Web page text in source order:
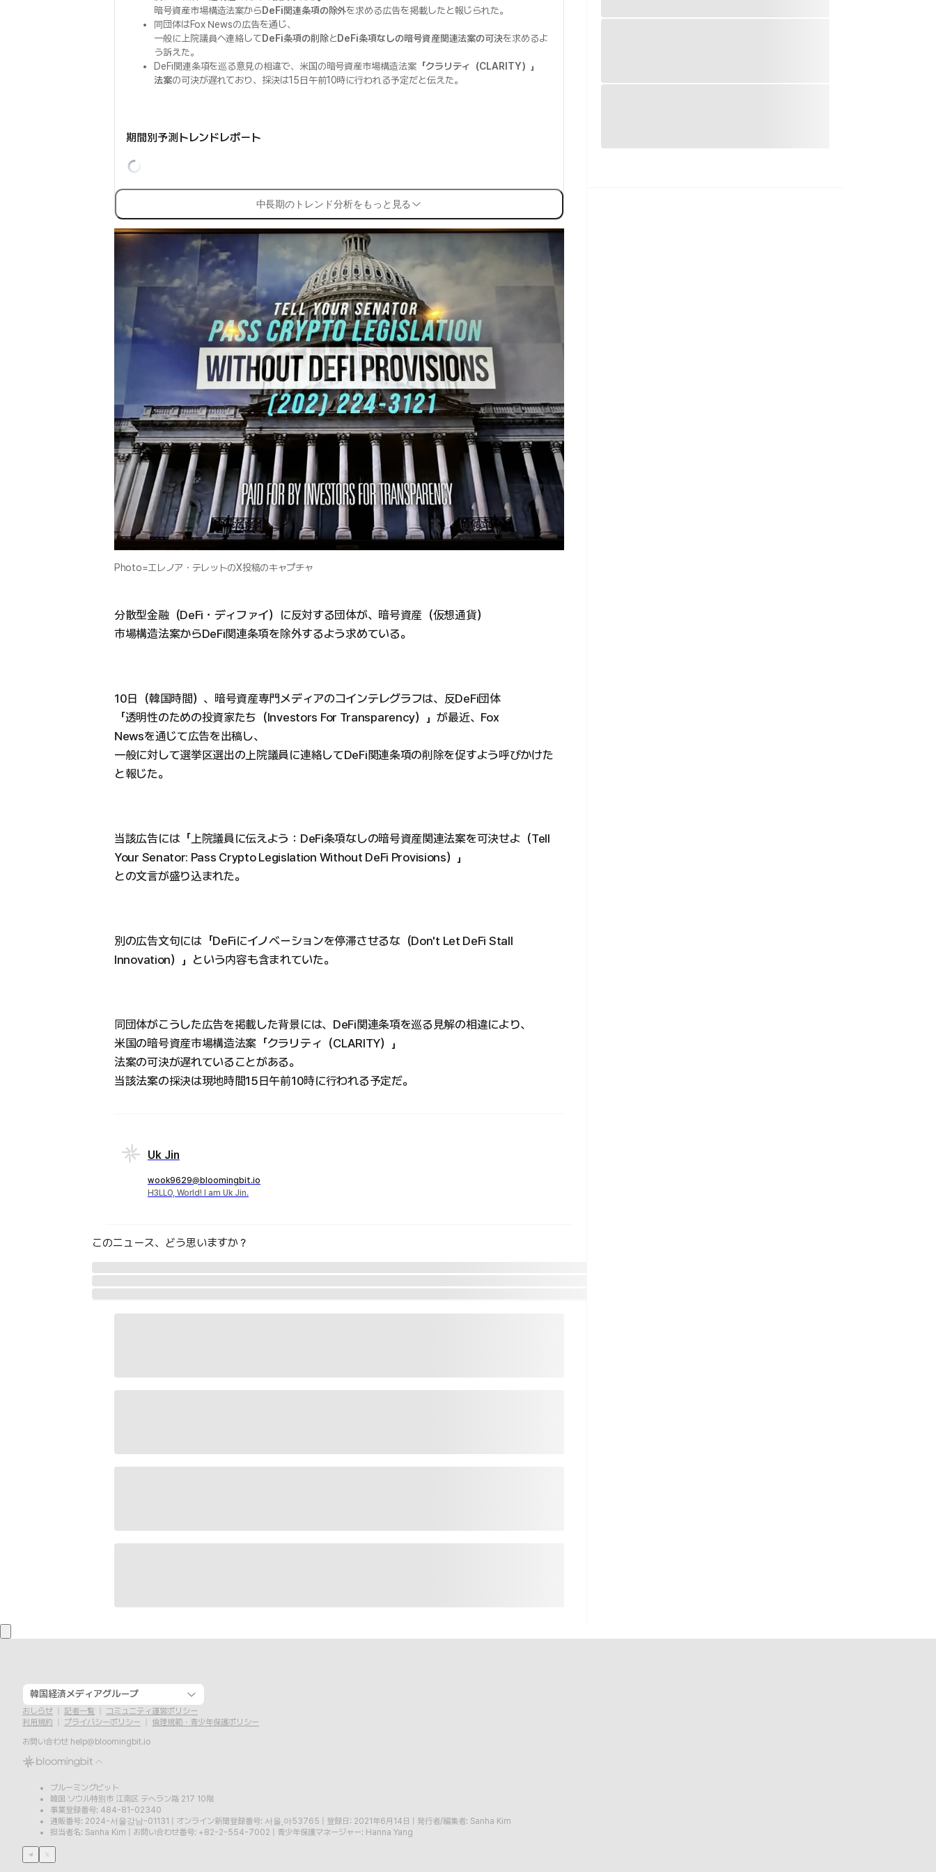
暗号資産市場構造法案からDeFi関連条項の除外を求める広告を掲載したと報じられた。
同団体はFox Newsの広告を通じ、
一般に上院議員へ連絡してDeFi条項の削除とDeFi条項なしの暗号資産関連法案の可決を求めるよ
う訴えた。
DeFi関連条項を巡る意見の相違で、米国の暗号資産市場構造法案「クラリティ（CLARITY）」
法案の可決が遅れており、採決は15日午前10時に行われる予定だと伝えた。
期間別予測トレンドレポート
中長期のトレンド分析をもっと見る
Photo=エレノア・テレットのX投稿のキャプチャ
分散型金融（DeFi・ディファイ）に反対する団体が、暗号資産（仮想通貨）
市場構造法案からDeFi関連条項を除外するよう求めている。
10日（韓国時間）、暗号資産専門メディアのコインテレグラフは、反DeFi団体
「透明性のための投資家たち（Investors For Transparency）」が最近、Fox
Newsを通じて広告を出稿し、
一般に対して選挙区選出の上院議員に連絡してDeFi関連条項の削除を促すよう呼びかけた
と報じた。
当該広告には「上院議員に伝えよう：DeFi条項なしの暗号資産関連法案を可決せよ（Tell
Your Senator: Pass Crypto Legislation Without DeFi Provisions）」
との文言が盛り込まれた。
別の広告文句には「DeFiにイノベーションを停滞させるな（Don't Let DeFi Stall
Innovation）」という内容も含まれていた。
同団体がこうした広告を掲載した背景には、DeFi関連条項を巡る見解の相違により、
米国の暗号資産市場構造法案「クラリティ（CLARITY）」
法案の可決が遅れていることがある。
当該法案の採決は現地時間15日午前10時に行われる予定だ。
Uk Jin
wook9629@bloomingbit.io
H3LLO, World! I am Uk Jin.
このニュース、どう思いますか？
韓国経済メディアグループ
おしらせ 記者一覧
コミュニティ運営ポリシー
利用規約
プライバシーポリシー
倫理規範・青少年保護ポリシー
お問い合わせ help@bloomingbit.io
ブルーミングビット
韓国 ソウル特別市 江南区 テヘラン路 217 10階
事業登録番号: 484-81-02340
通販番号: 2024-서울강남-01131
オンライン新聞登録番号: 서울,아53765 登録日: 2021年6月14日
発行者/編集者: Sanha Kim
担当者名: Sanha Kim
お問い合わせ番号: +82-2-554-7002 青少年保護マネージャー: Hanna Yang